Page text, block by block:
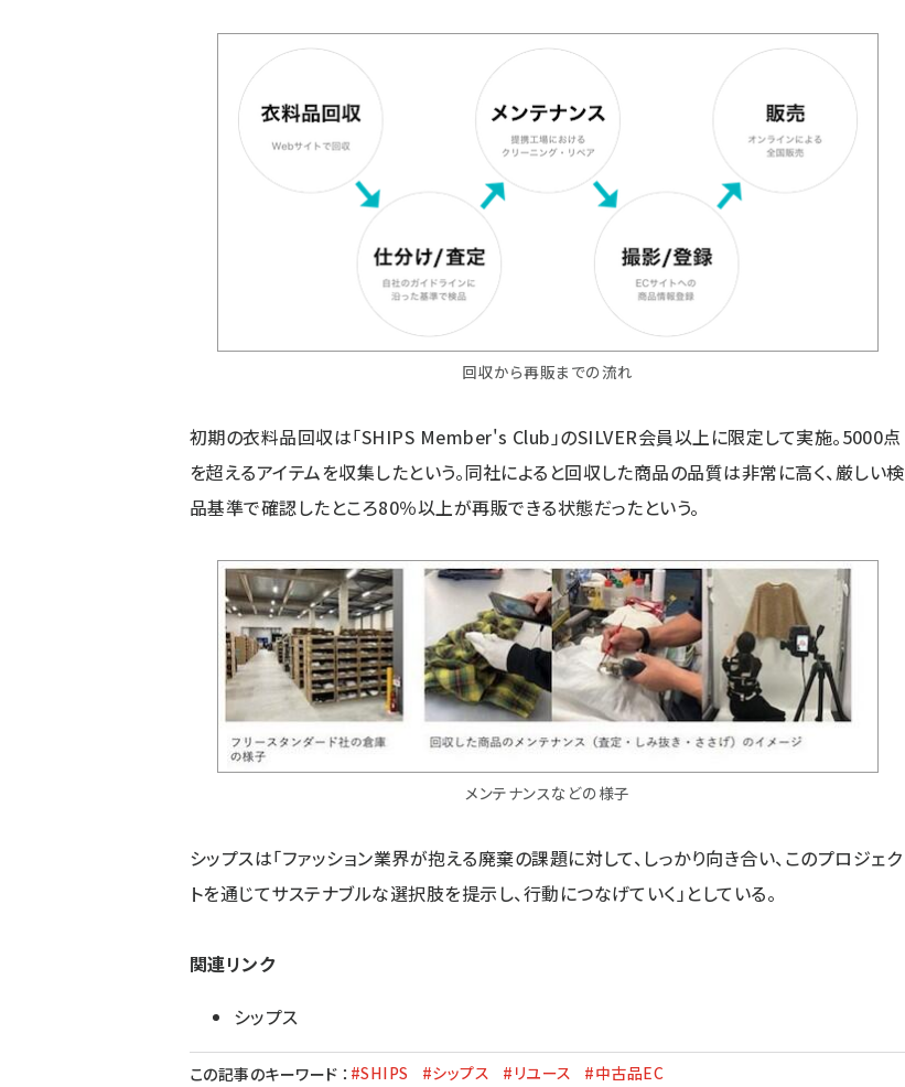
回収から再販までの流れ
初期の衣料品回収は「SHIPS Member's Club」のSILVER会員以上に限定して実施。5000点
を超えるアイテムを収集したという。同社によると回収した商品の品質は非常に高く、厳しい検
品基準で確認したところ80％以上が再販できる状態だったという。
メンテナンスなどの様子
シップスは「ファッション業界が抱える廃棄の課題に対して、しっかり向き合い、このプロジェク
トを通じてサステナブルな選択肢を提示し、行動につなげていく」としている。
関連リンク
シップス
この記事のキーワード ： #SHIPS #シップス #リユース #中古品EC